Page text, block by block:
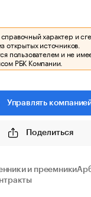
характер и
открытых источников.
пользователем и не
РБК Компании.
Управлять
Поделиться
и преемники